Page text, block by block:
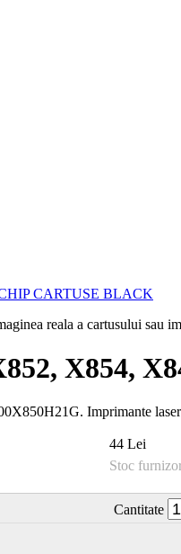
reala a cartusului sau
X854,
Imprimante
44 Lei
Stoc
Cantitate